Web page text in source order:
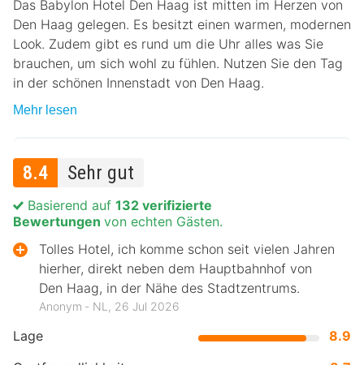
Das Babylon Hotel Den Haag ist mitten im Herzen von
Den Haag gelegen. Es besitzt einen warmen, modernen
Look. Zudem gibt es rund um die Uhr alles was Sie
brauchen, um sich wohl zu fühlen. Nutzen Sie den Tag
in der schönen Innenstadt von Den Haag.
Mehr lesen
8.4 Sehr gut
Lage
8.9
Basierend auf 132 verifizierte
Bewertungen von echten Gästen.
Tolles Hotel, ich komme schon seit vielen Jahren
hierher, direkt neben dem Hauptbahnhof von
Den Haag, in der Nähe des Stadtzentrums.
Anonym ‐ NL, 26 Jul 2026